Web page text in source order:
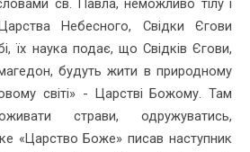
св. Павла, неможливо тілу і
Небесного, Свідки Єгови
їх наука подає, що Свідків Єгови,
будуть жити в природному
світі» - Царстві Божому. Там
страви, одружуватись,
«Царство Боже» писав наступник